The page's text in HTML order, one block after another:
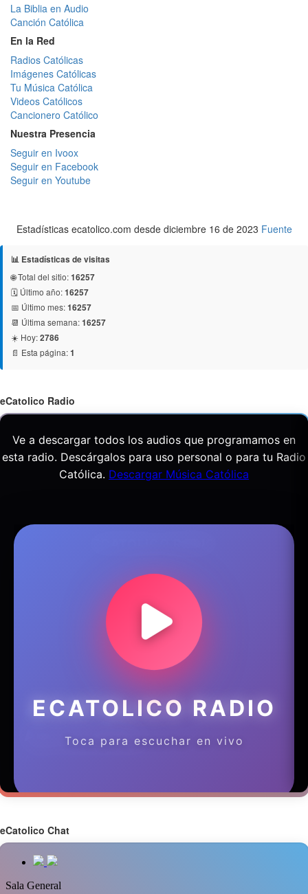
La Biblia en Audio
Canción Católica
En la Red
Radios Católicas
Imágenes Católicas
Tu Música Católica
Videos Católicos
Cancionero Católico
Nuestra Presencia
Seguir en Ivoox
Seguir en Facebook
Seguir en Youtube
Estadísticas ecatolico.com desde diciembre 16 de 2023 Fuente
📊 Estadísticas de visitas
🌐 Total del sitio:16257
🗓️ Último año:16257
📅 Último mes:16257
📆 Última semana:16257
☀️ Hoy:2786
📄 Esta página:1
eCatolico Radio
eCatolico Chat